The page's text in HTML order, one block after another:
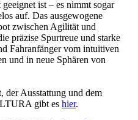
ist – es nimmt sogar
auf. Das ausgewogene
zwischen Agilität und
präzise Spurtreue und starke
Fahranfänger vom intuitiven
und in neue Sphären von
der Ausstattung und dem
gibt es hier.